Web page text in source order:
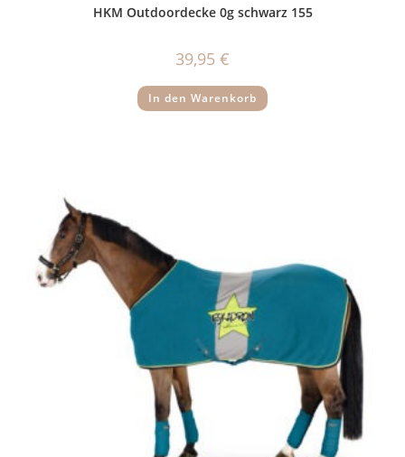
HKM Outdoordecke 0g schwarz 155
39,95 €
In den Warenkorb